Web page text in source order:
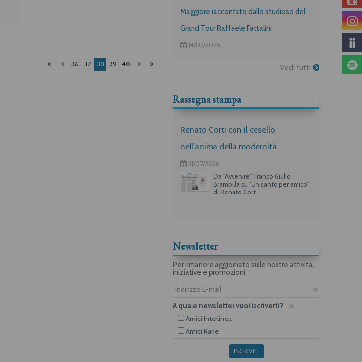
36 37 38 39 40
Maggiore raccontato dallo studioso del
Grand Tour Raffaele Fattalini
14/07/2026
Vedi tutti
Rassegna stampa
Renato Corti con il cesello
nell'anima della modernità
31/07/2026
Da "Avvenire", Franco Giulio
Brambilla su "Un santo per amico"
di Renato Corti
Newsletter
Per rimanere aggiornato sulle nostre attività,
iniziative e promozioni
A quale newsletter vuoi iscriverti?
Amici Interlinea
Amici Rane
ISCRIVITI